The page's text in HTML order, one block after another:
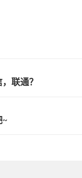
联通？
~